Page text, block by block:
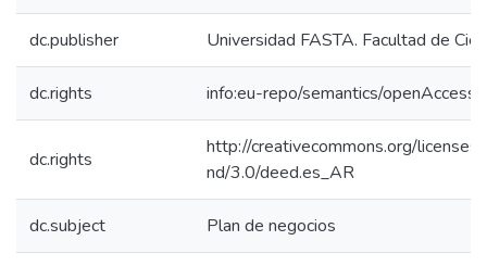
dc.publisher Universidad FASTA. Facultad de
dc.rights info:eu-repo/semantics/openAccess
dc.rights
http://creativecommons.org/
nd/3.0/deed.es_AR
dc.subject Plan de negocios